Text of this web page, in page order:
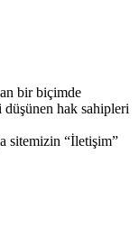
bir biçimde
düşünen hak sahipleri
sitemizin “İletişim”